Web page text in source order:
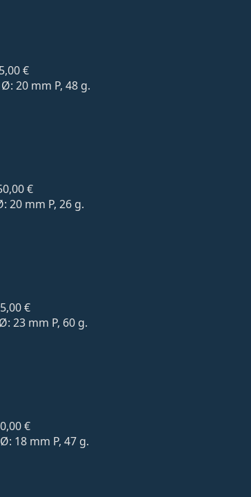
€
20 mm P, 48 g.
€
20 mm P, 26 g.
€
23 mm P, 60 g.
€
18 mm P, 47 g.